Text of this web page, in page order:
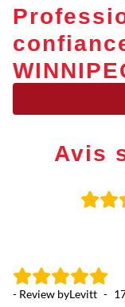
Avis
- Review byLevitt -